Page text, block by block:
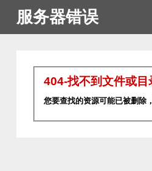
服务器错误
404-找不到文件或目
您要查找的资源可能已被删除